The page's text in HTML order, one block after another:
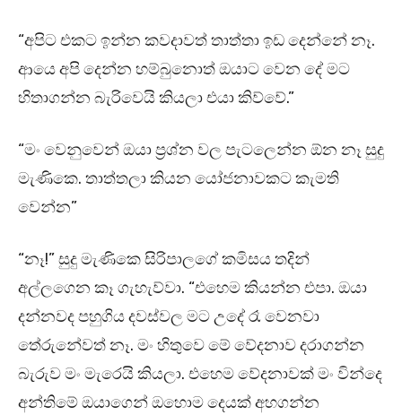
“අපිට එකට ඉන්න කවදාවත් තාත්තා ඉඩ දෙන්නේ නෑ.
ආයෙ අපි දෙන්න හම්බුනොත් ඔයාට වෙන දේ මට
හිතාගන්න බැරිවෙයි කියලා එයා කිව්වේ.”
“මං වෙනුවෙන් ඔයා ප්‍රශ්න වල පැටලෙන්න ඕන නෑ සුදු
මැණිකෙ. තාත්තලා කියන යෝජනාවකට කැමති
වෙන්න”
“නෑ!” සුදු මැණිකෙ සිරිපාලගේ කමිසය තදින්
අල්ලගෙන කෑ ගැහැව්වා. “එහෙම කියන්න එපා. ඔයා
දන්නවද පහුගිය දවස්වල මට උදේ රෑ වෙනවා
තේරුනේවත් නෑ. මං හිතුවෙ මේ වේදනාව දරාගන්න
බැරුව මං මැරෙයි කියලා. එහෙම වේදනාවක් මං වින්දෙ
අන්තිමේ ඔයාගෙන් ඔහොම දෙයක් අහගන්න